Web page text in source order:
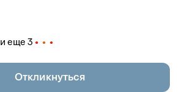
и еще 3
Откликнуться